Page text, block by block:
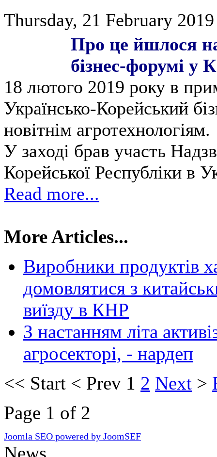
Thursday, 21 February
Про це йшлося
бізнес-форумі у
18 лютого 2019 року в
Українсько-Корейський
новітнім агротехнологіям.
У заході брав участь
Корейської Республіки в
Read more...
More Articles...
Виробники продуктів
домовлятися з
виїзду в КНР
З настанням літа
агросекторі, - нардеп
<< Start < Prev 1 2 Next >
Page 1 of 2
Joomla SEO powered by JoomSEF
News